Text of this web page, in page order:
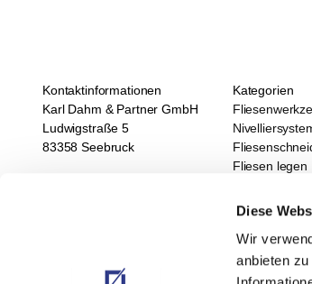
Diese
Wir
anbieten
Kontaktinformationen
Karl Dahm & Partner GmbH
Ludwigstraße 5
83358 Seebruck
Kategorien
Fliesen legen
Neuheiten
Newsletter abonnieren Mit unserem Newsletter